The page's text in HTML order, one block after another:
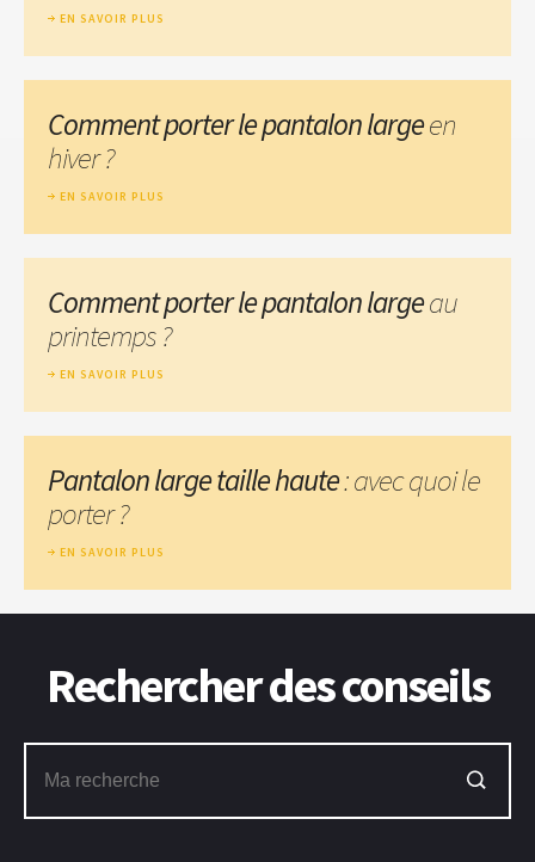
EN SAVOIR PLUS
Comment porter le pantalon largeen
hiver ?
EN SAVOIR PLUS
Comment porter le pantalon largeau
printemps ?
EN SAVOIR PLUS
Pantalon large taille haute: avec quoi le
porter ?
EN SAVOIR PLUS
Rechercher des conseils